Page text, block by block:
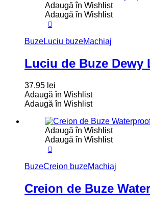
Adaugă în Wishlist
Adaugă în Wishlist
BuzeLuciu buzeMachiaj
Luciu de Buze Dewy
37.95 lei
Adaugă în Wishlist
Adaugă în Wishlist
Adaugă în Wishlist
Adaugă în Wishlist
BuzeCreion buzeMachiaj
Creion de Buze